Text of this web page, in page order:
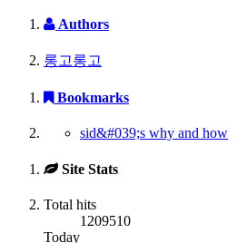
Authors
롱고롱고
Bookmarks
sid&#039;s why and how
Site Stats
Total hits
1209510
Today